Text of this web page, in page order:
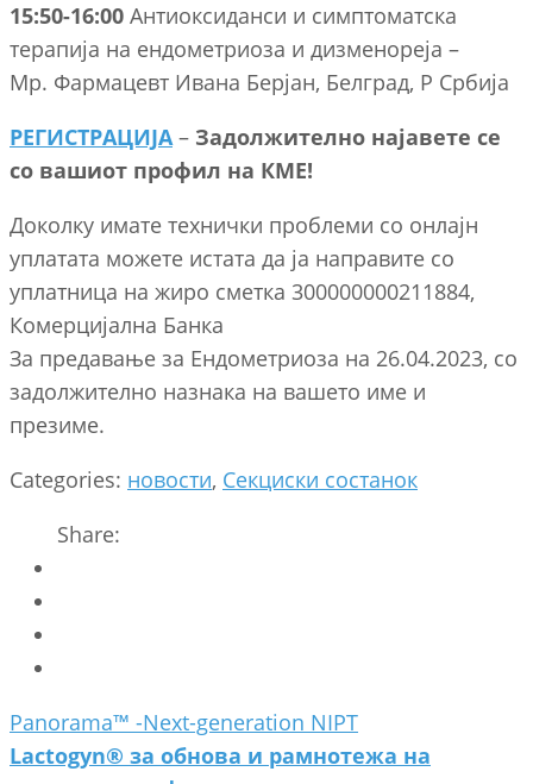
15:50-16:00 Антиоксиданси и симптоматска
терапија на ендометриоза и дизменореја –
Мр. Фармацевт Ивана Берјан, Белград, Р Србија
РЕГИСТРАЦИЈА– Задолжително најавете се
со вашиот профил на КМЕ!
Доколку имате технички проблеми со онлајн
уплатата можете истата да ја направите со
уплатница на жиро сметка 300000000211884,
Комерцијална Банка
За предавање за Ендометриоза на 26.04.2023, со
задолжително назнака на вашето име и
презиме.
Categories: новости, Секциски состанок
Share:
Post
navigation
Panorama™ -Next-generation NIPT
Lactogyn® за обнова и рамнотежа на